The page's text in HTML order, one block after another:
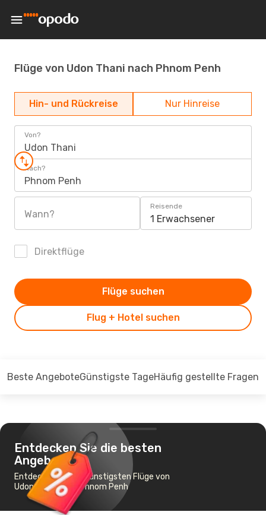
Flüge von Udon Thani nach Phnom Penh
Hin- und Rückreise Nur Hinreise
Von?
Udon Thani
Nach?
Phnom Penh
Wann?
Reisende
1 Erwachsener
Direktflüge
Flug + Hotel suchen
Flüge suchen
Beste AngeboteGünstigste TageHäufig gestellte Fragen
Entdecken Sie die besten
Angebote
Entdecken Sie die günstigsten Flüge von
Udon Thani nach Phnom Penh